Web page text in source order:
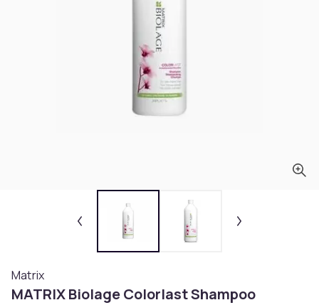
Matrix
MATRIX Biolage Colorlast Shampoo